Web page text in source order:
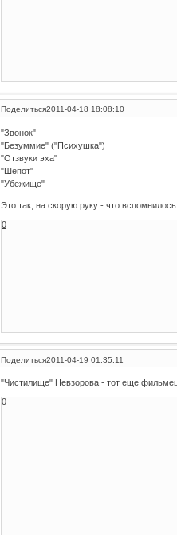
Поделиться2011-04-18 18:08:10
"Звонок"
"Безуммие" ("Психушка")
"Отзвуки эха"
"Шепот"
"Убежище"
Это так, на скорую руку - что
0
Поделиться2011-04-19 01:35:11
"Чистилище" Невзорова - тот еще
0